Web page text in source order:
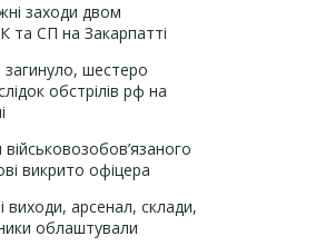
заходи двом
та СП на Закарпатті
шестеро
обстрілів рф на
викрито офіцера
виходи, арсенал, склади,
облаштували